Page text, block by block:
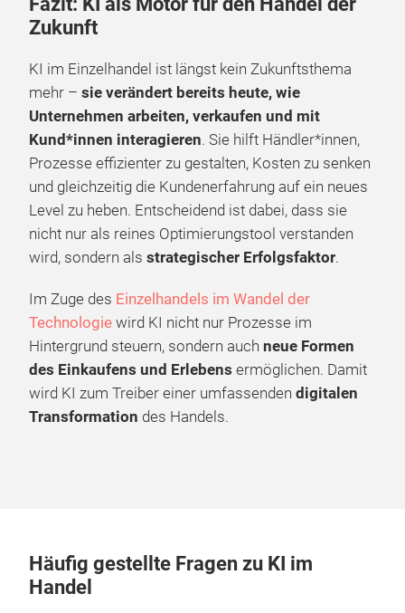
Zukunft
KI im Einzelhandel ist längst kein Zukunftsthema
mehr – sie verändert bereits heute, wie
Unternehmen arbeiten, verkaufen und mit
Kund*innen interagieren. Sie hilft Händler*innen,
Prozesse effizienter zu gestalten, Kosten zu senken
und gleichzeitig die Kundenerfahrung auf ein neues
Level zu heben. Entscheidend ist dabei, dass sie
nicht nur als reines Optimierungstool verstanden
wird, sondern als strategischer Erfolgsfaktor.
Im Zuge des Einzelhandels im Wandel der
Technologie wird KI nicht nur Prozesse im
Hintergrund steuern, sondern auch neue Formen
des Einkaufens und Erlebens ermöglichen. Damit
wird KI zum Treiber einer umfassenden digitalen
Transformation des Handels.
Häufig gestellte Fragen zu KI im
Handel